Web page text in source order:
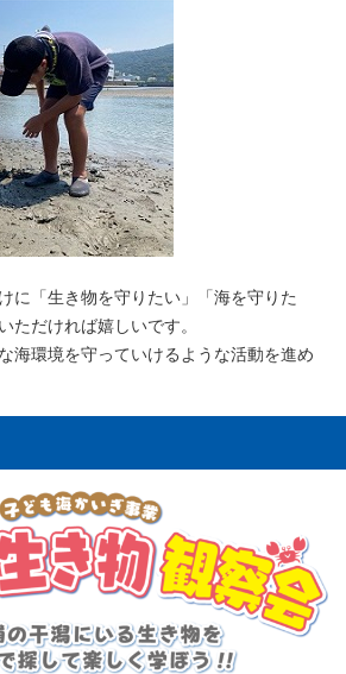
に「生き物を守りたい」「海を守りた
ただければ嬉しいです。
海環境を守っていけるような活動を進め